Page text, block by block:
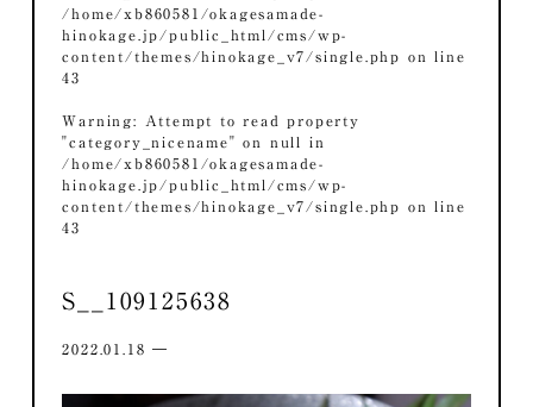
/home/xb860581/okagesamade-
hinokage.jp/public_html/cms/wp-
content/themes/hinokage_v7/single.php
on line
43
Warning: Attempt to read property
"category_nicename" on null in
/home/xb860581/okagesamade-
hinokage.jp/public_html/cms/wp-
content/themes/hinokage_v7/single.php
on line
43
S__109125638
2022.01.18 ―